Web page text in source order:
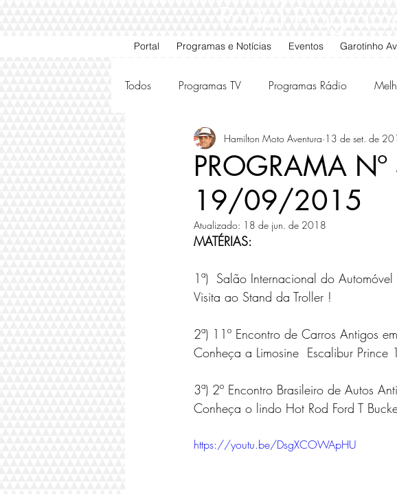
Portal Programas e Notícias Eventos Garotinho
Todos Programas TV Programas Rádio
Motos e Carros Antigos Amigos da Quarta
PROGRAMA
19/09/2015
Hamilton Moto Aventura 13 de set. de
Atualizado: 18 de jun. de 2018
MATÉRIAS:
1ª)  Salão Internacional do Automóvel
Visita ao Stand da Troller !
2ª) 11º Encontro de Carros Antigos
Conheça a Limosine  Escalibur
3ª) 2º Encontro Brasileiro de Autos
Conheça o lindo Hot Rod Ford T
https://youtu.be/DsgXCOWApHU